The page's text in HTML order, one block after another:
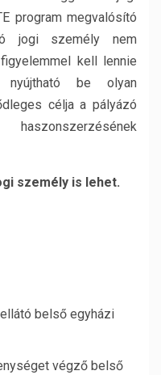
program megvalósító
jogi személy nem
kell lennie
be olyan
célja a pályázó
személy is lehet.
belső egyházi
végző belső